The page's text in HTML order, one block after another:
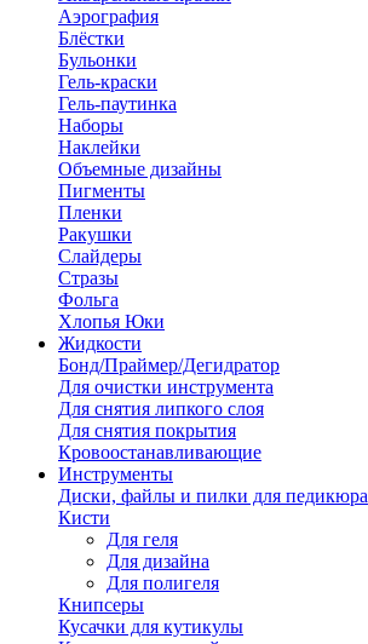
Аэрография
Блёстки
Бульонки
Гель-краски
Гель-паутинка
Наборы
Наклейки
Объемные дизайны
Пигменты
Пленки
Ракушки
Слайдеры
Стразы
Фольга
Хлопья Юки
Жидкости
Бонд/Праймер/Дегидратор
Для очистки инструмента
Для снятия липкого слоя
Для снятия покрытия
Кровоостанавливающие
Инструменты
Диски, файлы и пилки для педикюра
Кисти
Для геля
Для дизайна
Для полигеля
Книпсеры
Кусачки для кутикулы